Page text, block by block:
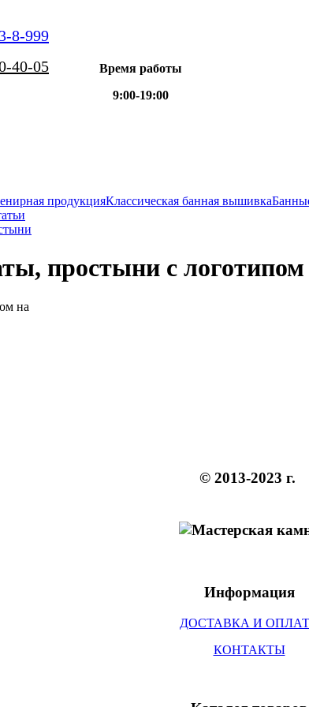
8-999
40-05
Время работы
9:00-19:00
продукцияКлассическая банная вышивка
простыни с логотипом
© 2013-2023 г.
Информация
ДОСТАВКА И
КОНТАКТЫ